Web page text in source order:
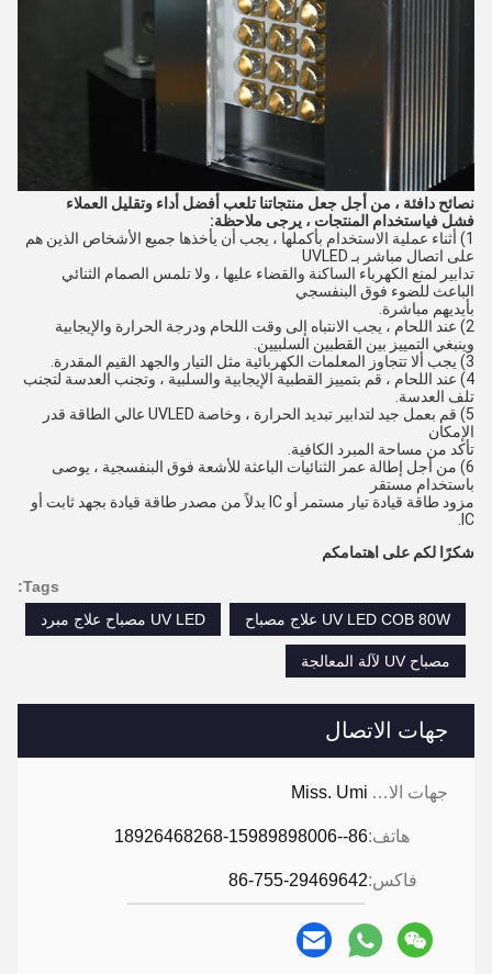
جهات الاتصال
جهات الاتصال: Miss. Umi
هاتف:86--18926468268-15989898006
فاكس:86-755-29469642
نصائح دافئة ، من أجل جعل منتجاتنا تلعب أفضل أداء وتقليل العملاء
فشل فياستخدام المنتجات ، يرجى ملاحظة:
1) أثناء عملية الاستخدام بأكملها ، يجب أن يأخذها جميع الأشخاص الذين هم
على اتصال مباشر بـ UVLED
تدابير لمنع الكهرباء الساكنة والقضاء عليها ، ولا تلمس الصمام الثنائي
الباعث للضوء فوق البنفسجي
بأيديهم مباشرة.
2) عند اللحام ، يجب الانتباه إلى وقت اللحام ودرجة الحرارة والإيجابية
وينبغي التمييز بين القطبين السلبيين.
3) يجب ألا تتجاوز المعلمات الكهربائية مثل التيار والجهد القيم المقدرة.
4) عند اللحام ، قم بتمييز القطبية الإيجابية والسلبية ، وتجنب العدسة لتجنب
تلف العدسة.
5) قم بعمل جيد لتدابير تبديد الحرارة ، وخاصة UVLED عالي الطاقة قدر
الإمكان
تأكد من مساحة المبرد الكافية.
6) من أجل إطالة عمر الثنائيات الباعثة للأشعة فوق البنفسجية ، يوصى
باستخدام مستقر
مزود طاقة قيادة تيار مستمر أو IC بدلاً من مصدر طاقة قيادة بجهد ثابت أو
IC.
شكرًا لكم على اهتمامكم
Tags:
UV LED COB 80W علاج مصباح
UV LED مصباح علاج مبرد
مصباح UV لآلة المعالجة